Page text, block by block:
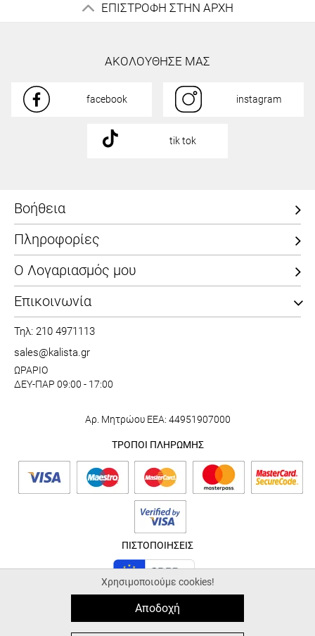
ΕΠΙΣΤΡΟΦΗ ΣΤΗΝ ΑΡΧΗ
ΑΚΟΛΟΥΘΗΣΕ ΜΑΣ
facebook instagram
tik tok
Βοήθεια
Πληροφορίες
Ο Λογαριασμός μου
Επικοινωνία
Τηλ: 210 4971113
sales@kalista.gr
ΩΡΑΡΙΟ
ΔΕΥ-ΠΑΡ 09:00 - 17:00
Αρ. Μητρώου ΕΕΑ: 44951907000
ΤΡΟΠΟΙ ΠΛΗΡΩΜΗΣ
ΠΙΣΤΟΠΟΙΗΣΕΙΣ
ALL-IN-ONE eCommerce Business Development by
Plushost.gr
Χρησιμοποιούμε cookies!
Αποδοχή